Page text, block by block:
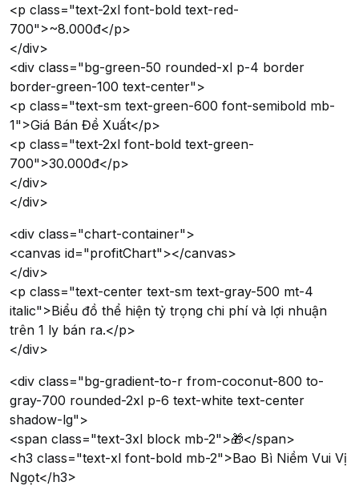
<p class="text-2xl font-bold text-red-
700">~8.000đ</p>
</div>
<div class="bg-green-50 rounded-xl p-4 border
border-green-100 text-center">
<p class="text-sm text-green-600 font-semibold mb-
1">Giá Bán Đề Xuất</p>
<p class="text-2xl font-bold text-green-
700">30.000đ</p>
</div>
</div>
<div class="chart-container">
<canvas id="profitChart"></canvas>
</div>
<p class="text-center text-sm text-gray-500 mt-4
italic">Biểu đồ thể hiện tỷ trọng chi phí và lợi nhuận
trên 1 ly bán ra.</p>
</div>
<div class="bg-gradient-to-r from-coconut-800 to-
gray-700 rounded-2xl p-6 text-white text-center
shadow-lg">
<span class="text-3xl block mb-2">🎁</span>
<h3 class="text-xl font-bold mb-2">Bao Bì Niềm Vui Vị
Ngọt</h3>